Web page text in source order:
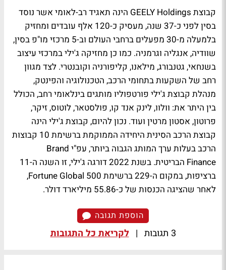
קבוצת GEELY Holdings הינה תאגיד רב-לאומי אשר נוסד
בסין לפני כ-37 שנה, מעסיק כ-120 אלף עובדים ומחזיק
בלמעלה מ-30 מפעלים ברחבי העולם וב-5 מרכזי מו"פ בסין,
שוודיה, אנגליה וגרמניה. כמו כן מחזיקה ג'ילי במרכזי עיצוב
בשנחאי, גטנבורג, מילאנו, קליפורניה וקובנטרי. לצד מגוון
רחב של השקעות בתחומי הרכב, הטכנולוגיה והפינטק,
מנהלת קבוצת ג'ילי פורטפוליו מותגים בינלאומי רחב, הכולל
בין היתר את: וולוו, לינק אנד קו, פולסטאר, לוטוס, זיקר,
פרוטון, אסטון מרטין ועוד. נכון להיום, קבוצת ג'ילי הינה
קבוצת הרכב הסינית היחידה הממוקמת ברשימת 10 קבוצות
הרכב בעלות ערך המותג הגבוה ביותר, עפ"י Brand
Finance הבריטית. בשנת 2022 דורגה ג'ילי, זו השנה ה-11
ברציפות, במקום ה-229 ברשימת Fortune Global 500,
לאחר שהציגה הכנסות של כ-55.86 מיליארד דולר.
הוספת תגובה
3 תגובות | לקריאת כל התגובות